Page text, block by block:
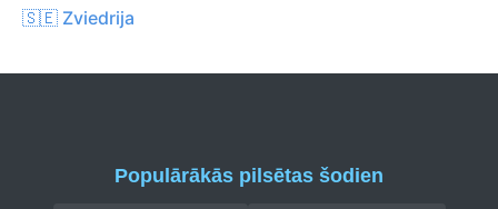
🇸🇪 Zviedrija
Populārākās pilsētas šodien